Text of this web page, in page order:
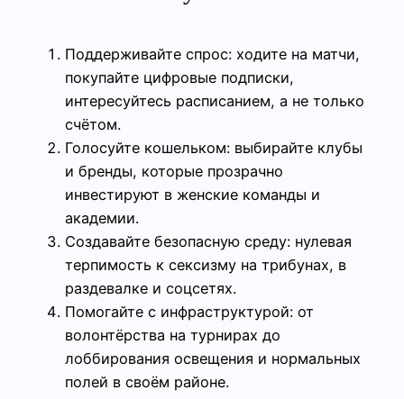
Поддерживайте спрос: ходите на матчи,
покупайте цифровые подписки,
интересуйтесь расписанием, а не только
счётом.
Голосуйте кошельком: выбирайте клубы
и бренды, которые прозрачно
инвестируют в женские команды и
академии.
Создавайте безопасную среду: нулевая
терпимость к сексизму на трибунах, в
раздевалке и соцсетях.
Помогайте с инфраструктурой: от
волонтёрства на турнирах до
лоббирования освещения и нормальных
полей в своём районе.